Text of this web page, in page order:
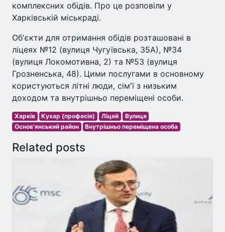
комплексних обідів. Про це розповіли у
Харківській міськраді.
Об'єкти для отримання обідів розташовані в
ліцеях №12 (вулиця Чугуївська, 35А), №34
(вулиця Локомотивна, 2) та №53 (вулиця
Грозненська, 48). Цими послугами в основному
користуються літні люди, сім'ї з низьким
доходом та внутрішньо переміщені особи.
Харків Кухар (професія) Ліцей
Вулиця
Основ'янський район
Внутрішньо переміщена особа
Related posts